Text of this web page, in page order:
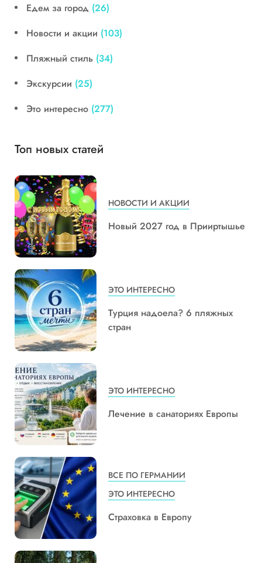
Едем за город (26)
Новости и акции (103)
Пляжный стиль (34)
Экскурсии (25)
Это интересно (277)
Топ новых статей
НОВОСТИ И АКЦИИ
Новый 2027 год в Прииртышье
ЭТО ИНТЕРЕСНО
Турция надоела? 6 пляжных
стран
ЭТО ИНТЕРЕСНО
Лечение в санаториях Европы
ВСЕ ПО ГЕРМАНИИ
ЭТО ИНТЕРЕСНО
Страховка в Европу